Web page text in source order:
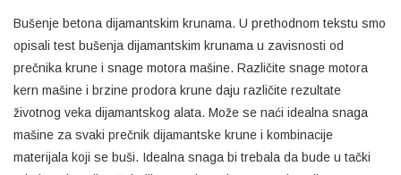
Bušenje betona dijamantskim krunama. U prethodnom tekstu smo
opisali test bušenja dijamantskim krunama u zavisnosti od
prečnika krune i snage motora mašine. Različite snage motora
kern mašine i brzine prodora krune daju različite rezultate
životnog veka dijamantskog alata. Može se naći idealna snaga
mašine za svaki prečnik dijamantske krune i kombinacije
materijala koji se buši. Idealna snaga bi trebala da bude u tački